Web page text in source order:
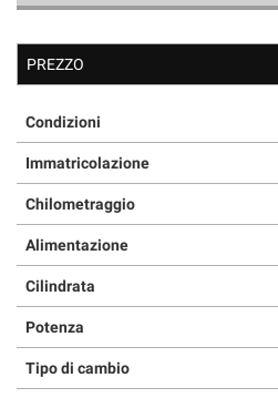
PREZZO
Condizioni
Immatricolazione
Chilometraggio
Alimentazione
Cilindrata
Potenza
Tipo di cambio